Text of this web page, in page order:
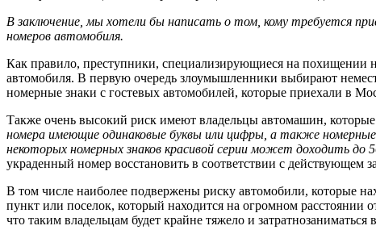
В заключение, мы хотели бы написать о том, кому требуется
номеров автомобиля.
Как правило, преступники, специализирующиеся на похищении
автомобиля. В первую очередь злоумышленники выбирают
номерные знаки с гостевых автомобилей, которые приехали в
Также очень высокий риск имеют владельцы автомашин,
номера имеющие одинаковые буквы или цифры, а также
некоторых номерных знаков красивой серии может доходить
украденный номер восстановить в соответствии с действующем
В том числе наиболее подвержены риску автомобили, которые
пункт или поселок, который находится на огромном
что таким владельцам будет крайне тяжело и